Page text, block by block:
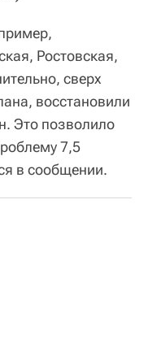
Ростовская,
сверх
восстановили
Это позволило
7,5
в сообщении.